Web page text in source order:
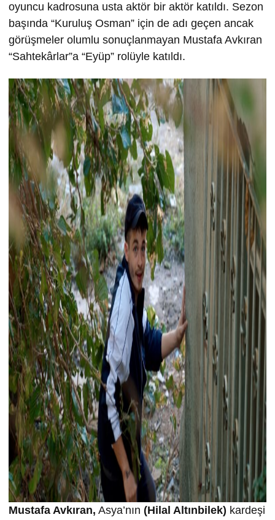
oyuncu kadrosuna usta aktör bir aktör katıldı. Sezon
başında “Kuruluş Osman” için de adı geçen ancak
görüşmeler olumlu sonuçlanmayan Mustafa Avkıran
“Sahtekârlar”a “Eyüp” rolüyle katıldı.
Mustafa Avkıran, Asya’nın (Hilal Altınbilek) kardeşi